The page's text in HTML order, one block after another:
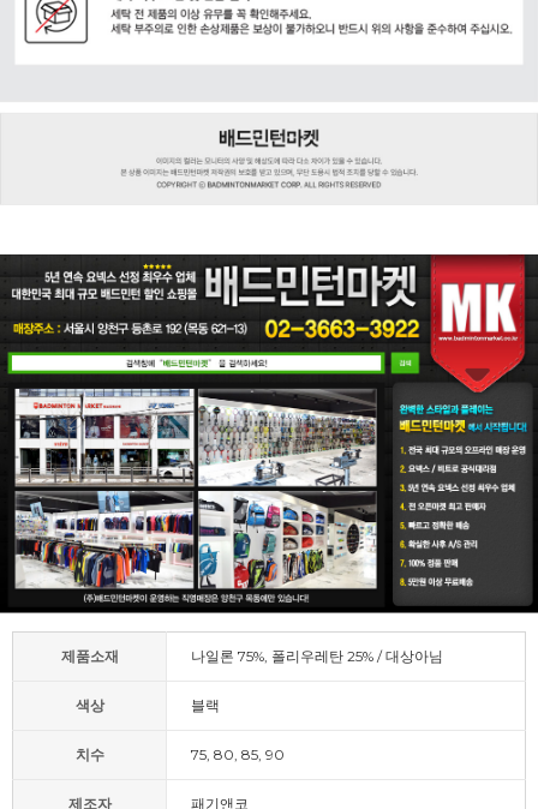
제품소재 나일론 75%, 폴리우레탄 25% / 대상아님
색상 블랙
치수 75, 80, 85, 90
제조자 패기앤코